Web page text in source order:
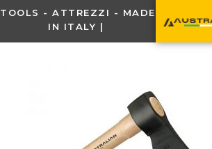
TOOLS - ATTREZZI - MADE
IN ITALY |